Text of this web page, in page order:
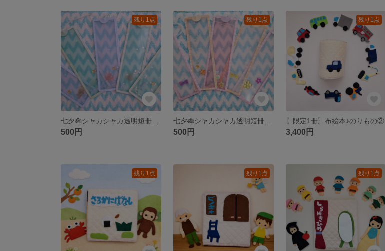
残り1点
500円
残り1点
500円
残り1点
〖限定1冊〗布絵本♪のりもの②
3,400円
残り1点 残り1点 残り1点